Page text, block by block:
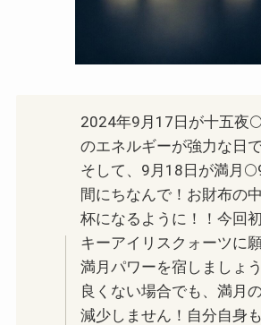
2024年9月17日が十五夜
のエネルギーが強力な日で
そして、9月18日が満月
間にちなんで！お財布の
杯になるように！！今回
キーアイリスクォーツに
満月パワーを宿しましょ
良くない場合でも、満月
減少しません！自分自身